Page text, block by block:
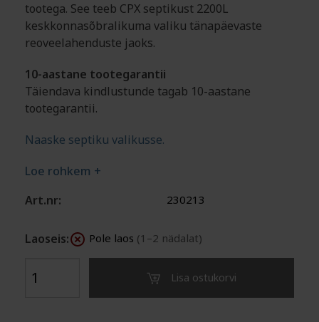
tootega. See teeb CPX septikust 2200L
keskkonnasõbralikuma valiku tänapäevaste
reoveelahenduste jaoks.
10-aastane tootegarantii
Täiendava kindlustunde tagab 10-aastane
tootegarantii.
Naaske septiku valikusse.
Loe rohkem +
Art.nr:
230213
Laoseis: Pole laos (1–2 nädalat)
Lisa ostukorvi